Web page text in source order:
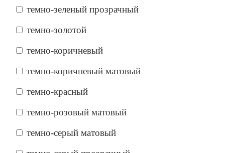
темно-зеленый прозрачный
темно-золотой
темно-коричневый
темно-коричневый матовый
темно-красный
темно-розовый матовый
темно-серый матовый